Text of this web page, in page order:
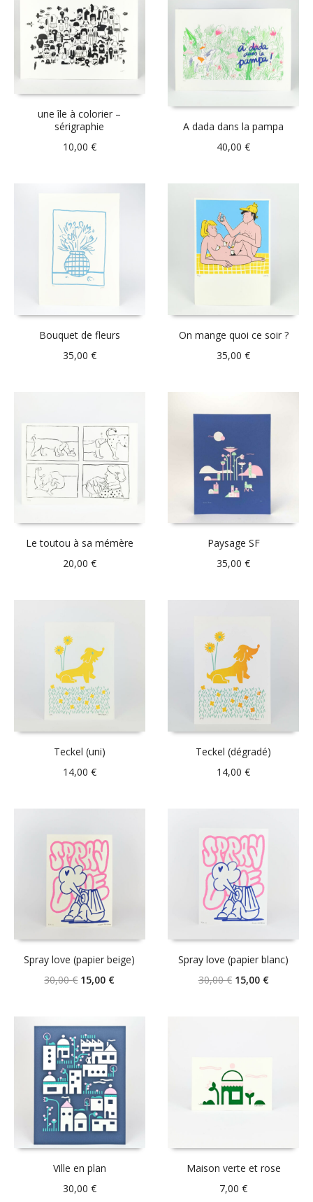
une île à colorier –
sérigraphie
10,00 €
A dada dans la pampa
40,00€
Bouquet de fleurs
35,00 €
On mange quoi ce soir ?
35,00€
Le toutou à sa mémère
20,00 €
Paysage SF
35,00€
Teckel (uni)
14,00 €
Teckel (dégradé)
14,00€
Spray love (papier beige)
30,00€ Le
30,00 €.
15,00 €Le
Spray love (papier blanc)
30,00€ Le
15,00 €Le
Ville en plan
30,00 €
Maison verte et rose
7,00€